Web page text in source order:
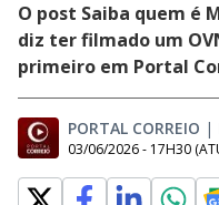
O post Saiba quem é
diz ter filmado um
primeiro em Portal
PORTAL CORREIO |
03/06/2026 - 17H30